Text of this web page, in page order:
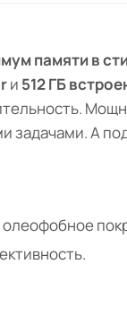
памяти в
и 512 ГБ
А
олеофобное